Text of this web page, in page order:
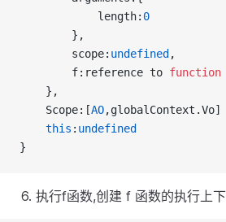
            length:
0
        },
        scope:
undefined ,
        f:reference to
function
    },
    Scope:[
AO,globalContext.Vo]
this : undefined
}
执行f函数,创建 f 函数的执行上